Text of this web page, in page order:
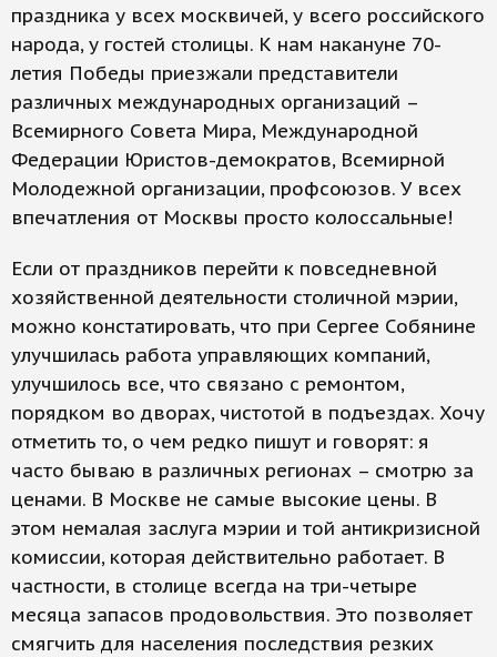
праздника у всех москвичей, у всего российского
народа, у гостей столицы. К нам накануне 70-
летия Победы приезжали представители
различных международных организаций –
Всемирного Совета Мира, Международной
Федерации Юристов-демократов, Всемирной
Молодежной организации, профсоюзов. У всех
впечатления от Москвы просто колоссальные!
Если от праздников перейти к повседневной
хозяйственной деятельности столичной мэрии,
можно констатировать, что при Сергее Собянине
улучшилась работа управляющих компаний,
улучшилось все, что связано с ремонтом,
порядком во дворах, чистотой в подъездах. Хочу
отметить то, о чем редко пишут и говорят: я
часто бываю в различных регионах – смотрю за
ценами. В Москве не самые высокие цены. В
этом немалая заслуга мэрии и той антикризисной
комиссии, которая действительно работает. В
частности, в столице всегда на три-четыре
месяца запасов продовольствия. Это позволяет
смягчить для населения последствия резких